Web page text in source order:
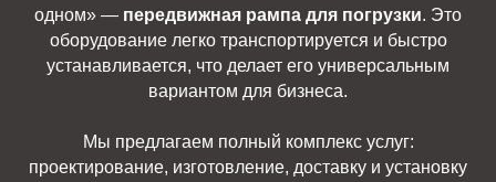
одном» — передвижная рампа для погрузки. Это
оборудование легко транспортируется и быстро
устанавливается, что делает его универсальным
вариантом для бизнеса.
Мы предлагаем полный комплекс услуг:
проектирование, изготовление, доставку и установку